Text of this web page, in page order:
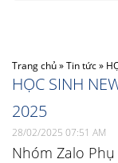
Trang chủ»Tin tức»
HỌC SINH
2025
28/02/2025 07:51 AM
Nhóm Zalo